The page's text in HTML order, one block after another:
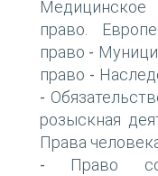
Медицинское
право.
право -
право -
-
розыскная
Права
- Право